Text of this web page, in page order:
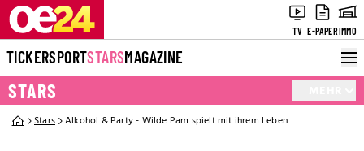
TV E-PAPERIMMO
TICKERSPORTSTARSMAGAZINE
STARS
Stars Alkohol & Party - Wilde Pam spielt mit ihrem Leben